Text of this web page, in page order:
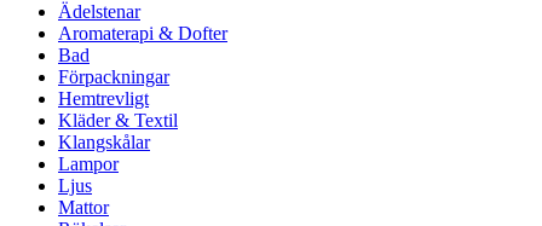
Ädelstenar
Aromaterapi & Dofter
Bad
Förpackningar
Hemtrevligt
Kläder & Textil
Klangskålar
Lampor
Ljus
Mattor